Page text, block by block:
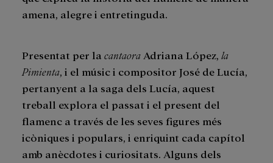
amena, alegre i entretinguda.
Presentat per la cantaora Adriana López, la
Pimienta , i el músic i compositor José de Lucía,
pertanyent a la saga dels Lucía, aquest
treball explora el passat i el present del
flamenc a través de les seves figures més
icòniques i populars, i enriquint cada capítol
amb anècdotes i curiositats. Alguns dels